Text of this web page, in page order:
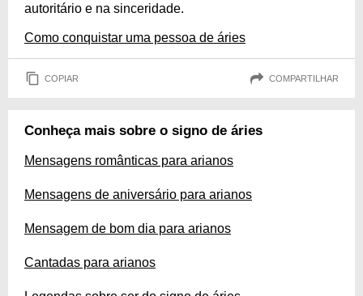
autoritário e na sinceridade.
Como conquistar uma pessoa de áries
COPIAR COMPARTILHAR
Conheça mais sobre o signo de áries
Mensagens românticas para arianos
Mensagens de aniversário para arianos
Mensagem de bom dia para arianos
Cantadas para arianos